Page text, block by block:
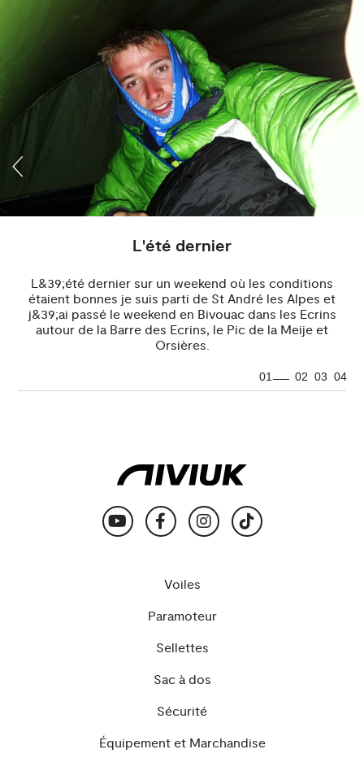
L'été dernier
L&39;été dernier sur un weekend où les conditions
étaient bonnes je suis parti de St André les Alpes et
j&39;ai passé le weekend en Bivouac dans les Ecrins
autour de la Barre des Ecrins, le Pic de la Meije et
Orsières.
01 02 03 04
Voiles
Paramoteur
Sellettes
Sac à dos
Sécurité
Équipement et Marchandise